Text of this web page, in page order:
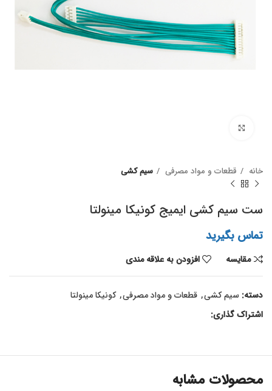
خانه قطعات و مواد مصرفی سیم کشی
ست سیم کشی ایمیج کونیکا مینولتا
تماس بگیرید
مقايسه افزودن به علاقه مندی
دسته: سیم کشی, قطعات و مواد مصرفی, کونیکا مینولتا
اشتراک گذاری:
محصولات مشابه